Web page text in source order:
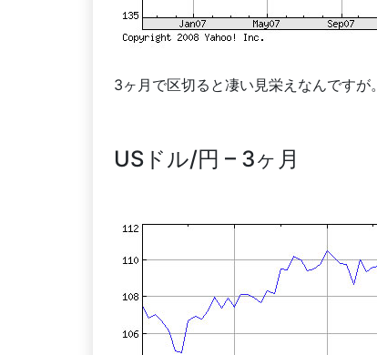
3ヶ月で区切ると凄い見栄えなんですが。
USドル/円 – 3ヶ月